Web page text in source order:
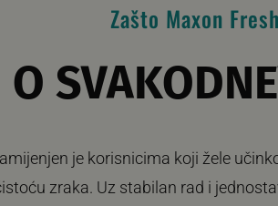
Zašto Maxon
O
je korisnicima koji žele
zraka. Uz stabilan rad i